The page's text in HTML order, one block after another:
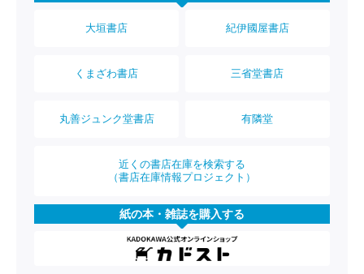
大垣書店 紀伊國屋書店
くまざわ書店 三省堂書店
丸善ジュンク堂書店 有隣堂
近くの書店在庫を検索する
（書店在庫情報プロジェクト）
紙の本・雑誌を購入する